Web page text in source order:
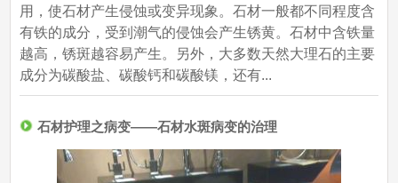
用，使石材产生侵蚀或变异现象。石材一般都不同程度含
有铁的成分，受到潮气的侵蚀会产生锈黄。石材中含铁量
越高，锈斑越容易产生。另外，大多数天然大理石的主要
成分为碳酸盐、碳酸钙和碳酸镁，还有...
石材护理之病变——石材水斑病变的治理